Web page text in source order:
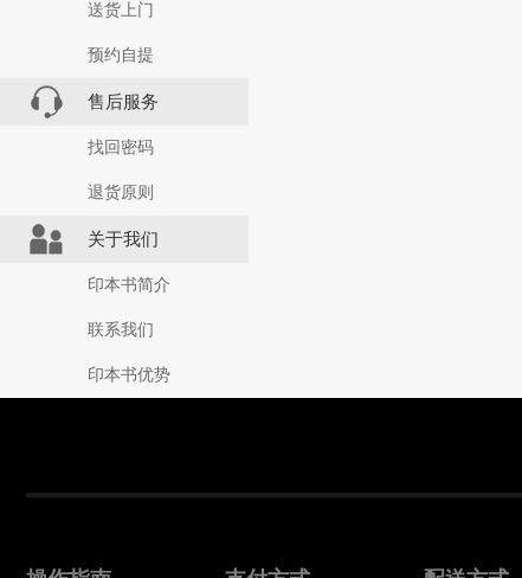
送货上门
预约自提
售后服务
找回密码
退货原则
关于我们
印本书简介
联系我们
印本书优势